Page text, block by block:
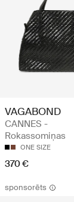
VAGABOND
CANNES -
Rokassomiņas
ONE SIZE
370 €
sponsorēts